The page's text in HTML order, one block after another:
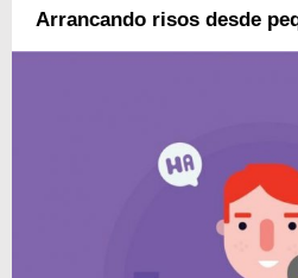
Arrancando risos desde